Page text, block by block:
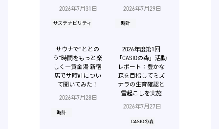
2026年7月31日
サステナビリティ
2026年7月29日
時計
2026年7月28日
時計
サウナで“ととの
う”時間をもっと楽
しく―黄金湯 新宿
店でサ時計につい
て聞いてみた！
2026年7月27日
CASIOの森
2026年度第1回
「CASIOの森」活動
レポート：豊かな
森を目指してミズ
ナラの生育確認と
雪起こしを実施